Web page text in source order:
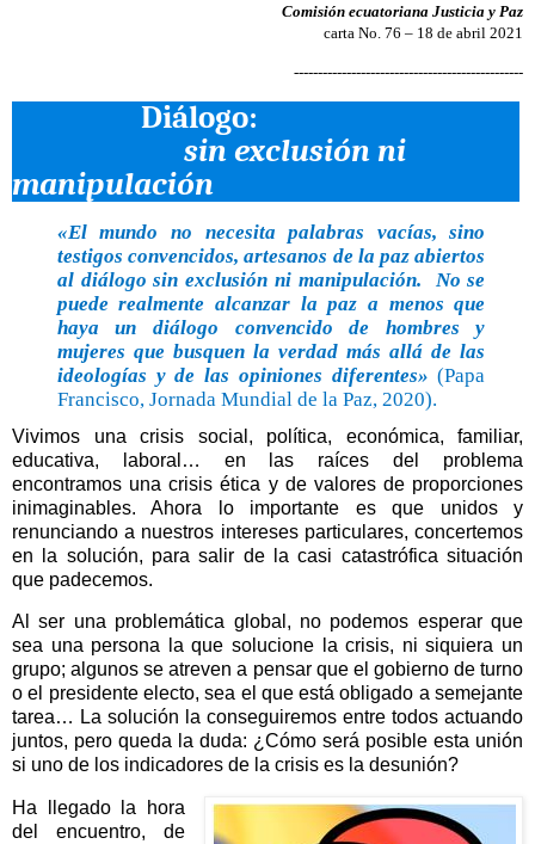
Comisión ecuatoriana Justicia y Paz
carta No. 76 – 18 de abril 2021
------------------------------------------------
Diálogo:
sin exclusión ni
manipulación
«El mundo no necesita palabras vacías, sino
testigos convencidos, artesanos de la paz abiertos
al diálogo sin exclusión ni manipulación.
No se
puede realmente alcanzar la paz a menos que
haya un diálogo convencido de hombres y
mujeres que busquen la verdad más allá de las
ideologías y de las opiniones diferentes»(Papa
Francisco, Jornada Mundial de la Paz, 2020).
Vivimos una crisis social, política, económica, familiar,
educativa, laboral… en las raíces del problema
encontramos una crisis ética y de valores de proporciones
inimaginables. Ahora lo importante es que unidos y
renunciando a nuestros intereses particulares, concertemos
en la solución, para salir de la casi catastrófica situación
que padecemos.
Al ser una problemática global, no podemos esperar que
sea una persona la que solucione la crisis, ni siquiera un
grupo; algunos se atreven a pensar que el gobierno de turno
o el presidente electo, sea el que está obligado a semejante
tarea… La solución la conseguiremos entre todos actuando
juntos, pero queda la duda: ¿Cómo será posible esta unión
si uno de los indicadores de la crisis es la desunión?
Ha llegado la hora
del encuentro, de